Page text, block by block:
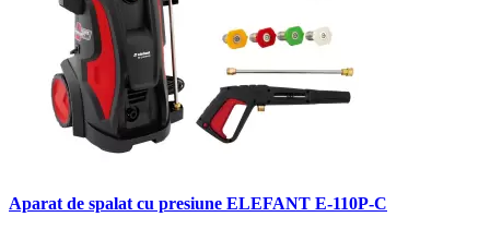
Aparat de spalat cu presiune ELEFANT E-110P-C